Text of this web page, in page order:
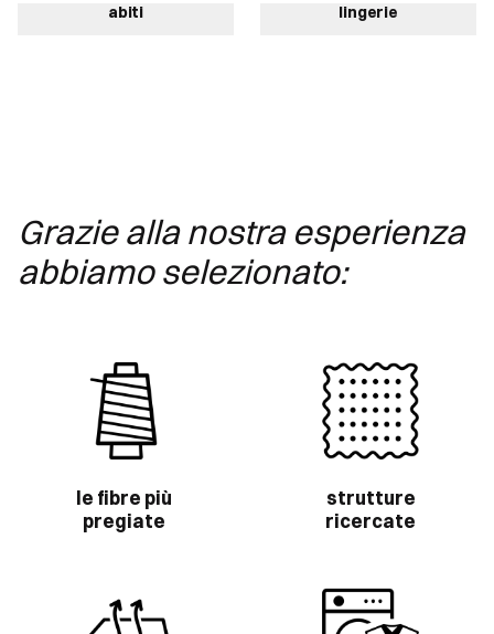
abiti lingerie
Grazie alla nostra esperienza
abbiamo selezionato:
le fibre più
pregiate
strutture
ricercate